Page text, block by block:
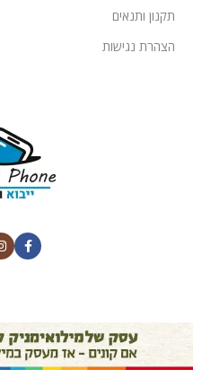
תקנון ותנאים
הצהרת נגישות